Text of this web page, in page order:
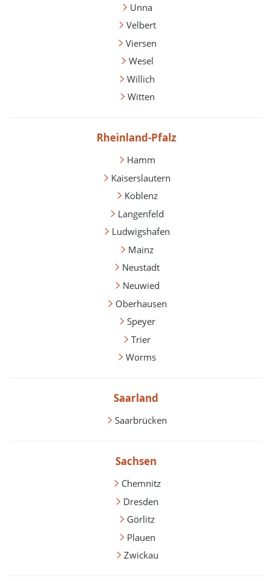
Unna
Velbert
Viersen
Wesel
Willich
Witten
Rheinland-Pfalz
Hamm
Kaiserslautern
Koblenz
Langenfeld
Ludwigshafen
Mainz
Neustadt
Neuwied
Oberhausen
Speyer
Trier
Worms
Saarland
Saarbrücken
Sachsen
Chemnitz
Dresden
Görlitz
Plauen
Zwickau